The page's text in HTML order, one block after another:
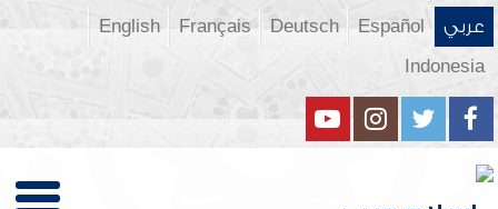
عربي Español
Deutsch
Français
English
Indonesia